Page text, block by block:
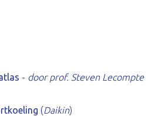
- door prof. Steven Lecompte
(Daikin)